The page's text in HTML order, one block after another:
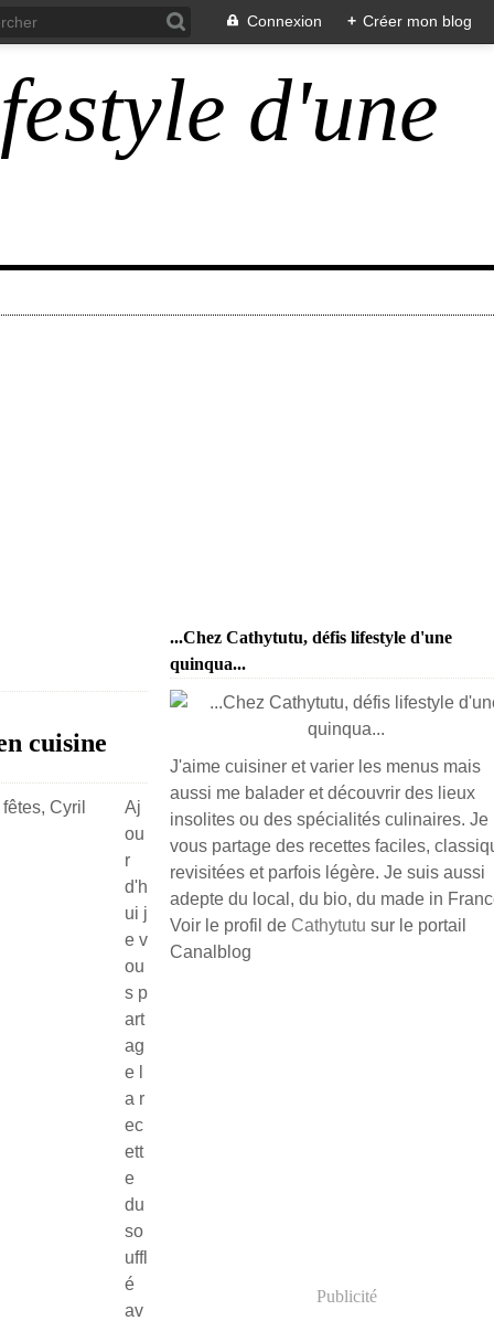
Connexion + Créer mon blog
d'une
cuisine
Aj
ou
r
d'h
ui j
e v
ou
s p
art
ag
e l
a r
ec
ett
e
du
so
uffl
é
av
...Chez Cathytutu, défis lifestyle d'une
quinqua...
J'aime cuisiner et varier les menus mais
aussi me balader et découvrir des lieux
insolites ou des spécialités culinaires. Je
vous partage des recettes faciles,
revisitées et parfois légère. Je suis aussi
adepte du local, du bio, du made in
Voir le profil de Cathytutu sur le portail
Canalblog
Publicité